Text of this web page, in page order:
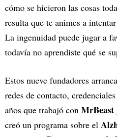
cómo se hicieron las cosas
resulta que te animes a
La ingenuidad puede jugar a
todavía no aprendiste qué se
Estos nueve fundadores
redes de contacto,
años que trabajó con MrBeast
creó un programa sobre el